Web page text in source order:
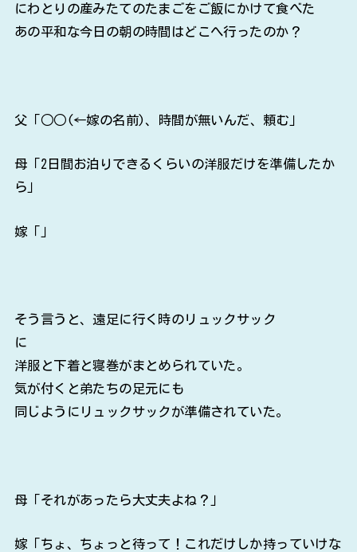
にわとりの産みたてのたまごをご飯にかけて食べた
あの平和な今日の朝の時間はどこへ行ったのか？
父「○○(←嫁の名前)、時間が無いんだ、頼む」
母「2日間お泊りできるくらいの洋服だけを準備したか
ら」
嫁「」
そう言うと、遠足に行く時のリュックサック
に
洋服と下着と寝巻がまとめられていた。
気が付くと弟たちの足元にも
同じようにリュックサックが準備されていた。
母「それがあったら大丈夫よね？」
嫁「ちょ、ちょっと待って！これだけしか持っていけな